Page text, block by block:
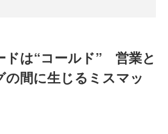
ドは“コールド” 営業と
間に生じるミスマッ